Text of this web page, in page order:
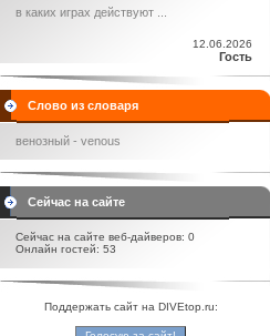
в каких играх действуют ...
12.06.2026
Гость
Слово из словаря
венозный - venous
Сейчас на сайте
Сейчас на сайте веб-дайверов: 0
Онлайн гостей: 53
Поддержать сайт на DIVEtop.ru: